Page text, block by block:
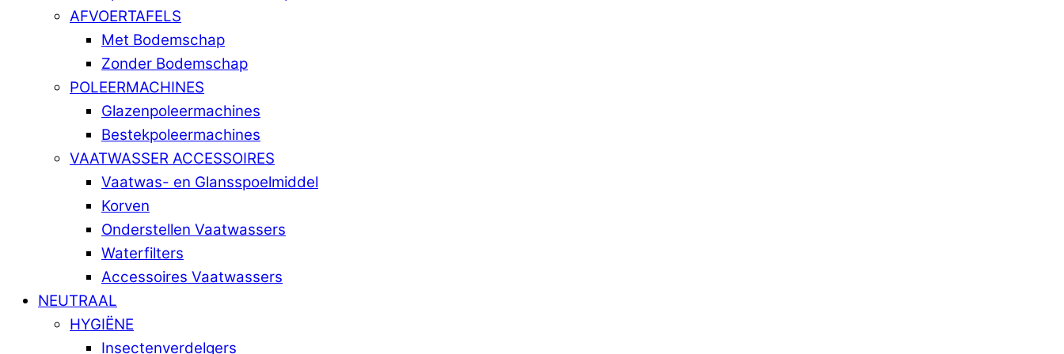
AFVOERTAFELS
Met Bodemschap
Zonder Bodemschap
POLEERMACHINES
Glazenpoleermachines
Bestekpoleermachines
VAATWASSER ACCESSOIRES
Vaatwas- en Glansspoelmiddel
Korven
Onderstellen Vaatwassers
Waterfilters
Accessoires Vaatwassers
NEUTRAAL
HYGIËNE
Insectenverdelgers